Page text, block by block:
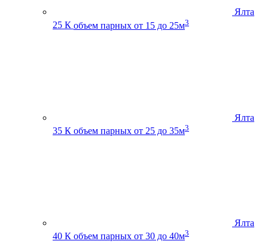
Ялта
25 К объем парных от 15 до 25м3
Ялта
35 К объем парных от 25 до 35м3
Ялта
40 К объем парных от 30 до 40м3